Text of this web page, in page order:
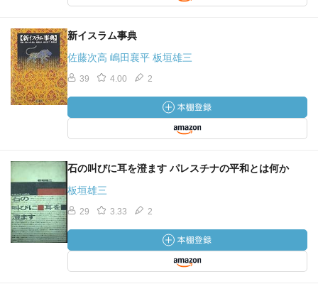
新イスラム事典
佐藤次高 嶋田襄平 板垣雄三
39 4.00 2
石の叫びに耳を澄ます パレスチナの平和とは何か
板垣雄三
29 3.33 2